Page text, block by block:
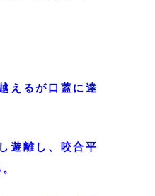
えるが口蓋に達
遊離し、咬合平